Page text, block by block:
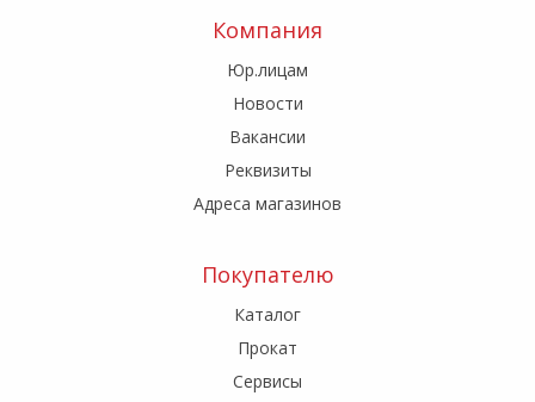
Компания
Юр.лицам
Новости
Вакансии
Реквизиты
Адреса магазинов
Покупателю
Каталог
Прокат
Сервисы